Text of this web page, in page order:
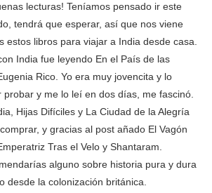
lecturas! Teníamos pensado ir este
tendrá que esperar, así que nos viene
estos libros para viajar a India desde casa.
India fue leyendo En el País de las
Rico. Yo era muy jovencita y lo
y me lo leí en dos días, me fascinó.
Hijas Difíciles y La Ciudad de la Alegría
y gracias al post añado El Vagón
Tras el Velo y Shantaram.
alguno sobre historia pura y dura
desde la colonización británica.